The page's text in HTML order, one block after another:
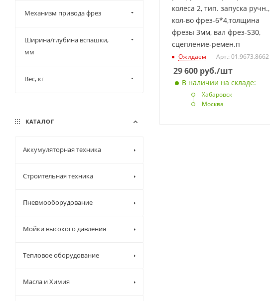
колеса 2, тип. запуска ручн.,
кол-во фрез-6*4,толщина
фрезы 3мм, вал фрез-S30,
сцепление-ремен.п
Ожидаем Арт.: 01.9673.8662
29 600 руб./шт
В наличии на складе:
Хабаровск
Москва
Механизм привода фрез
Ширина/глубина вспашки,
мм
Вес, кг
КАТАЛОГ
Аккумуляторная техника
Строительная техника
Пневмооборудование
Мойки высокого давления
Тепловое оборудование
Масла и Химия